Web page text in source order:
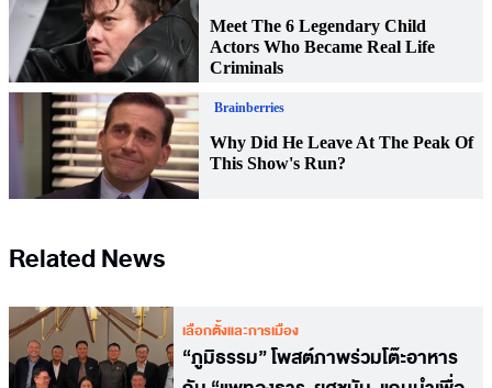
Related News
เลือกตั้งและการเมือง
“ภูมิธรรม” โพสต์ภาพร่วมโต๊ะอาหาร